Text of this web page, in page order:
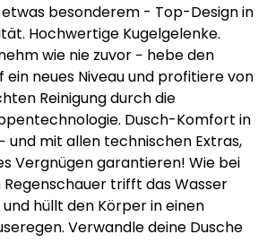
etwas besonderem - Top-Design in
Hochwertige Kugelgelenke.
wie nie zuvor − hebe den
neues Niveau und profitiere von
Reinigung durch die
Dusch-Komfort in
und mit allen technischen Extras,
Vergnügen garantieren! Wie bei
trifft das Wasser
hüllt den Körper in einen
Verwandle deine Dusche